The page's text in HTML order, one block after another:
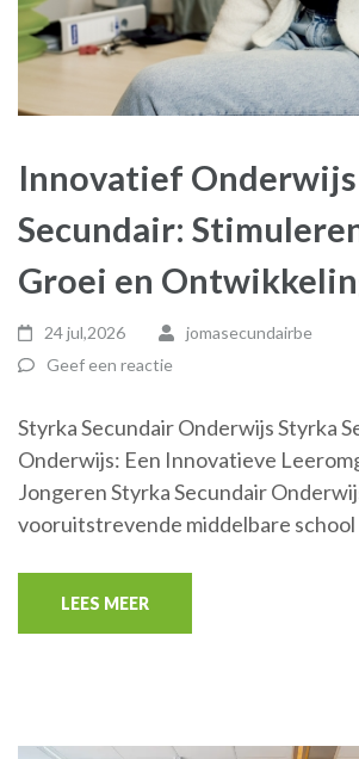
Innovatief
Secundair:
Groei en
24 jul,2026
jomasecundairbe
Geef een reactie
Styrka Secundair Onderwijs Styrka
Onderwijs: Een Innovatieve
Jongeren Styrka Secundair
vooruitstrevende middelbare
LEES MEER